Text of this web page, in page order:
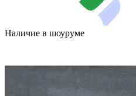
Наличие в шоуруме